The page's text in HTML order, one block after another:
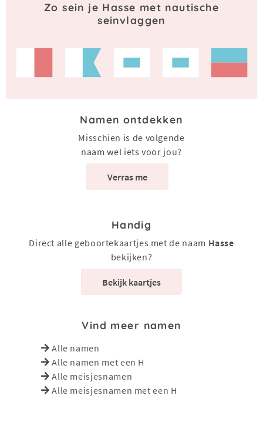
Zo sein je Hasse met nautische
seinvlaggen
Namen ontdekken
Misschien is de volgende
naam wel iets voor jou?
Verras me
Handig
Direct alle geboortekaartjes met de naam Hasse
bekijken?
Bekijk kaartjes
Vind meer namen
Alle namen
Alle namen met een H
Alle meisjesnamen
Alle meisjesnamen met een H